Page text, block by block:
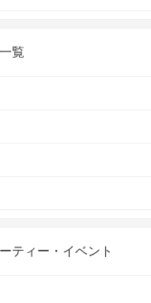
覧
ティー・イベント